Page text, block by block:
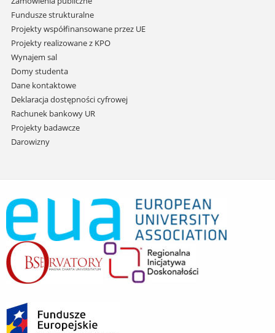
Fundusze strukturalne
Projekty współfinansowane przez UE
Projekty realizowane z KPO
Wynajem sal
Domy studenta
Dane kontaktowe
Deklaracja dostępności cyfrowej
Rachunek bankowy UR
Projekty badawcze
Darowizny